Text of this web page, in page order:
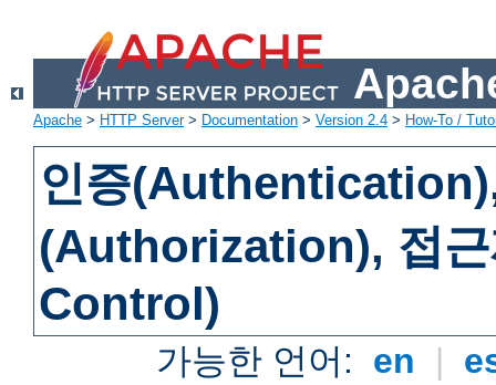
Apache > HTTP Server> Documentation > Version 2.4 > How-To /
인증
(Authorization), 접
Control)
가능한 언어: en |